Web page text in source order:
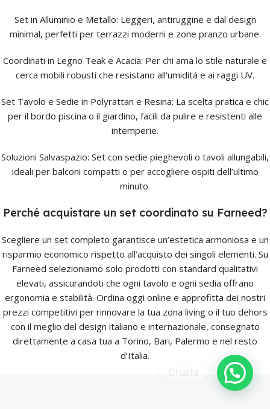
Set in Alluminio e Metallo: Leggeri, antiruggine e dal design
minimal, perfetti per terrazzi moderni e zone pranzo urbane.
Coordinati in Legno Teak e Acacia: Per chi ama lo stile naturale e
cerca mobili robusti che resistano all’umidità e ai raggi UV.
Set Tavolo e Sedie in Polyrattan e Resina: La scelta pratica e chic
per il bordo piscina o il giardino, facili da pulire e resistenti alle
intemperie.
Soluzioni Salvaspazio: Set con sedie pieghevoli o tavoli allungabili,
ideali per balconi compatti o per accogliere ospiti dell’ultimo
minuto.
Perché acquistare un set coordinato su Farneed?
Scegliere un set completo garantisce un’estetica armoniosa e un
risparmio economico rispetto all’acquisto dei singoli elementi. Su
Farneed selezioniamo solo prodotti con standard qualitativi
elevati, assicurandoti che ogni tavolo e ogni sedia offrano
ergonomia e stabilità. Ordina oggi online e approfitta dei nostri
prezzi competitivi per rinnovare la tua zona living o il tuo dehors
con il meglio del design italiano e internazionale, consegnato
direttamente a casa tua a Torino, Bari, Palermo e nel resto
d’Italia.